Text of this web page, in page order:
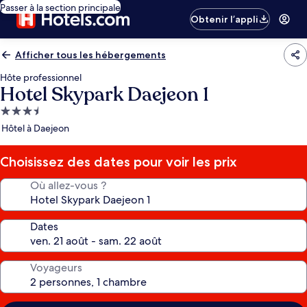
Passer à la section principale
Obtenir l’appli
Afficher tous les hébergements
Hôte professionnel
Hotel Skypark Daejeon 1
Hébergement
3.5 étoiles
Hôtel à Daejeon
Choisissez des dates pour voir les prix
Où allez-vous ?
Dates
Voyageurs